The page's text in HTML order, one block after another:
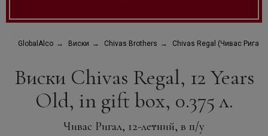
GlobalAlco Виски Chivas Brothers Chivas Regal (Чивас Ригал)
Виски Chivas Regal, 12 Years
Old, in gift box, 0.375 л.
Чивас Ригал, 12-летний, в п/у